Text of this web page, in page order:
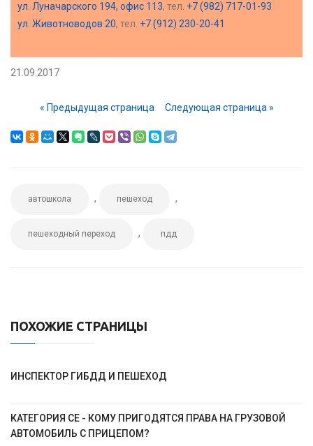
ул. Луначарского 194, офис 113, тел. +7 (982) 717-01-93
ул. Животноводов 20, тел. +7 (912) 230-20-41
21.09.2017
« Предыдущая страница Следующая страница »
автошкола , пешеход ,
пешеходный переход , пдд
ПОХОЖИЕ СТРАНИЦЫ
ИНСПЕКТОР ГИБДД И ПЕШЕХОД
КАТЕГОРИЯ CE - КОМУ ПРИГОДЯТСЯ ПРАВА НА ГРУЗОВОЙ
АВТОМОБИЛЬ С ПРИЦЕПОМ?